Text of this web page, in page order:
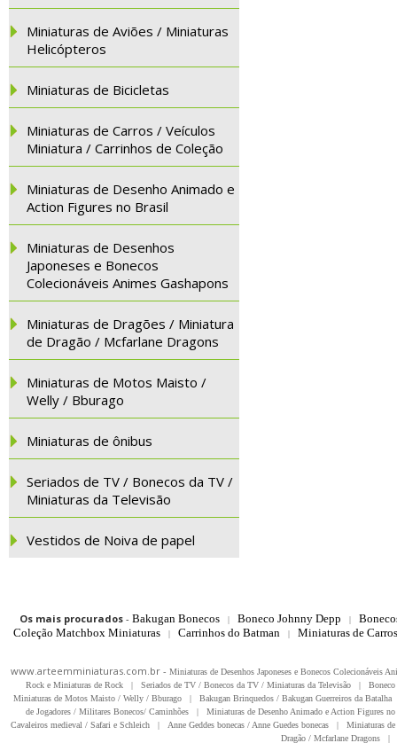
Miniaturas de Aviões / Miniaturas
Helicópteros
Miniaturas de Bicicletas
Miniaturas de Carros / Veículos
Miniatura / Carrinhos de Coleção
Miniaturas de Desenho Animado e
Action Figures no Brasil
Miniaturas de Desenhos
Japoneses e Bonecos
Colecionáveis Animes Gashapons
Miniaturas de Dragões / Miniatura
de Dragão / Mcfarlane Dragons
Miniaturas de Motos Maisto /
Welly / Bburago
Miniaturas de ônibus
Seriados de TV / Bonecos da TV /
Miniaturas da Televisão
Vestidos de Noiva de papel
Os mais procurados- Bakugan Bonecos | Boneco Johnny Depp |
Coleção Matchbox Miniaturas
| Carrinhos do Batman | Miniaturas de
www.arteemminiaturas.com.br - Miniaturas de Desenhos Japoneses e Bonecos Colecionáveis
Rock e Miniaturas de Rock
| Seriados de TV / Bonecos da TV / Miniaturas da Televisão |
Miniaturas de Motos Maisto / Welly / Bburago
| Bakugan Brinquedos / Bakugan Guerreiros da Batalha
de Jogadores / Militares Bonecos/ Caminhões
|
Miniaturas de Desenho Animado e Action Figures
Cavaleiros medieval / Safari e Schleich
| Anne Geddes bonecas / Anne Guedes bonecas |
Miniaturas
Dragão / Mcfarlane Dragons
|